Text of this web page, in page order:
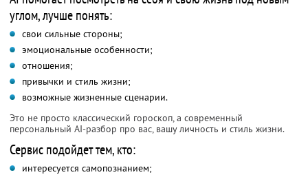
углом, лучше понять:
свои сильные стороны;
эмоциональные особенности;
отношения;
привычки и стиль жизни;
возможные жизненные сценарии.
Это не просто классический гороскоп, а современный
персональный AI-разбор про вас, вашу личность и стиль жизни.
Сервис подойдет тем, кто:
интересуется самопознанием;